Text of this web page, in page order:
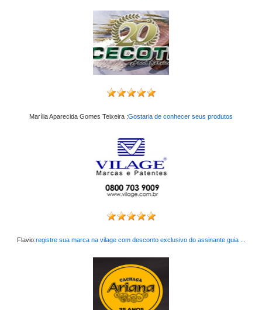
Marília Aparecida Gomes Teixeira :Gostaria de conhecer seus produtos
Flavio:registre sua marca na vilage com desconto exclusivo do assinante guia ...